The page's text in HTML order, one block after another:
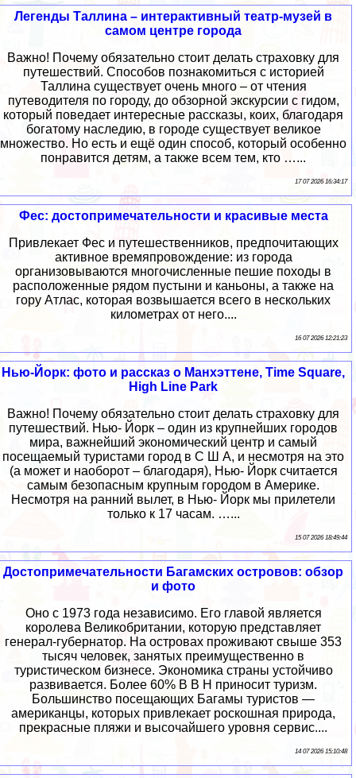
Легенды Таллина – интерактивный театр-музей в
самом центре города
Важно! Почему обязательно стоит делать страховку для
путешествий. Способов познакомиться с историей
Таллина существует очень много – от чтения
путеводителя по городу, до обзорной экскурсии с гидом,
который поведает интересные рассказы, коих, благодаря
богатому наследию, в городе существует великое
множество. Но есть и ещё один способ, который особенно
понравится детям, а также всем тем, кто …...
17 07 2026 16:34:17
Фес: достопримечательности и красивые места
Привлекает Фес и путешественников, предпочитающих
активное времяпровождение: из города
организовываются многочисленные пешие походы в
расположенные рядом пустыни и каньоны, а также на
гору Атлас, которая возвышается всего в нескольких
километрах от него....
16 07 2026 12:21:23
Нью-Йорк: фото и рассказ о Манхэттене, Time Square,
High Line Park
Важно! Почему обязательно стоит делать страховку для
путешествий. Нью- Йорк – один из крупнейших городов
мира, важнейший экономический центр и самый
посещаемый туристами город в С Ш А, и несмотря на это
(а может и наоборот – благодаря), Нью- Йорк считается
самым безопасным крупным городом в Америке.
Несмотря на ранний вылет, в Нью- Йорк мы прилетели
только к 17 часам. …...
15 07 2026 18:49:44
Достопримечательности Багамских островов: обзор
и фото
Оно с 1973 года независимо. Его главой является
королева Великобритании, которую представляет
генерал-губернатор. На островах проживают свыше 353
тысяч человек, занятых преимущественно в
туристическом бизнесе. Экономика страны устойчиво
развивается. Более 60% В В Н приносит туризм.
Большинство посещающих Багамы туристов —
американцы, которых привлекает роскошная природа,
прекрасные пляжи и высочайшего уровня сервис....
14 07 2026 15:10:48